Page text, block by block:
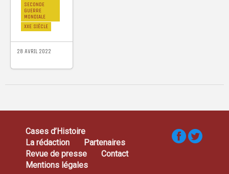
SECONDE
GUERRE
MONDIALE
XXE SIÈCLE
28 AVRIL 2022
Cases d’Histoire
La rédaction
Partenaires
Revue de presse
Contact
Mentions légales